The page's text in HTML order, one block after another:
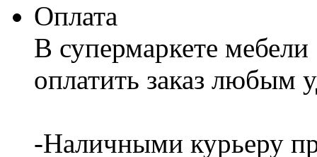
Оплата
В супермаркете
оплатить заказ любым
-Наличными курьеру